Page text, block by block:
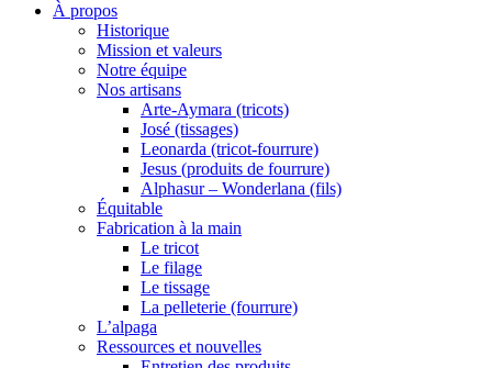
À propos
Historique
Mission et valeurs
Notre équipe
Nos artisans
Arte-Aymara (tricots)
José (tissages)
Leonarda (tricot-fourrure)
Jesus (produits de fourrure)
Alphasur – Wonderlana (fils)
Équitable
Fabrication à la main
Le tricot
Le filage
Le tissage
La pelleterie (fourrure)
L’alpaga
Ressources et nouvelles